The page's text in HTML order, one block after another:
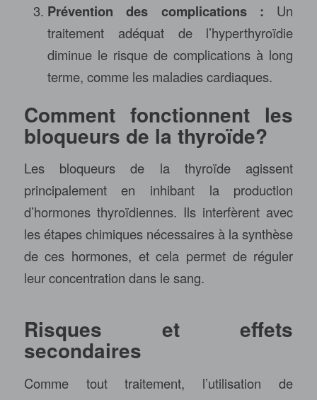
Prévention des complications : Un
traitement adéquat de l’hyperthyroïdie
diminue le risque de complications à long
terme, comme les maladies cardiaques.
Comment fonctionnent les
bloqueurs de la thyroïde?
Les bloqueurs de la thyroïde agissent
principalement en inhibant la production
d’hormones thyroïdiennes. Ils interfèrent avec
les étapes chimiques nécessaires à la synthèse
de ces hormones, et cela permet de réguler
leur concentration dans le sang.
Risques et effets
secondaires
Comme tout traitement, l’utilisation de